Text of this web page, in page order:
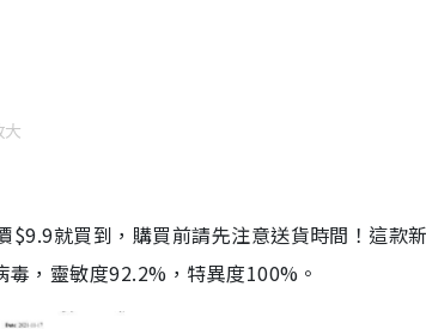
就買到，購買前請先注意送貨時間！這款
，靈敏度92.2%，特異度100%。